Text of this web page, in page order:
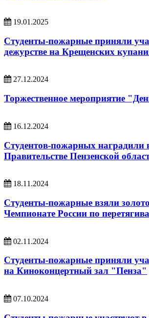
19.01.2025
Студенты-пожарные приняли
дежурстве на Крещенских
27.12.2024
Торжественное мероприятие
16.12.2024
Студентов-пожарных наградили
Правительстве Пензенской
18.11.2024
Студенты-пожарные взяли
Чемпионате России по
02.11.2024
Студенты-пожарные приняли
на Киноконцертный зал "Пенза"
07.10.2024